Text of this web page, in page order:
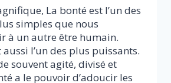
La bonté est l’un des
simples que nous
à un autre être humain.
aussi l’un des plus puissants.
souvent agité, divisé et
a le pouvoir d’adoucir les